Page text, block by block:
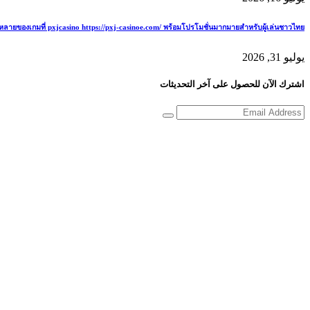
ายของเกมที่ pxjcasino https://pxj-casinoe.com/ พร้อมโปรโมชั่นมากมายสำหรับผู้เล่นชาวไทย
يوليو 31, 2026
اشترك الآن للحصول على آخر التحديثات